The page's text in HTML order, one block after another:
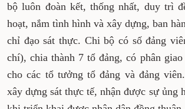
bộ luôn đoàn kết, thống nhất, duy trì
hoạt, nắm tình hình và xây dựng, ban
chỉ đạo sát thực. Chi bộ có số đảng
chí), chia thành 7 tổ đảng, có phân
cho các tổ tưởng tổ đảng và đảng
xây dựng sát thực tế, nhận được sự ủng